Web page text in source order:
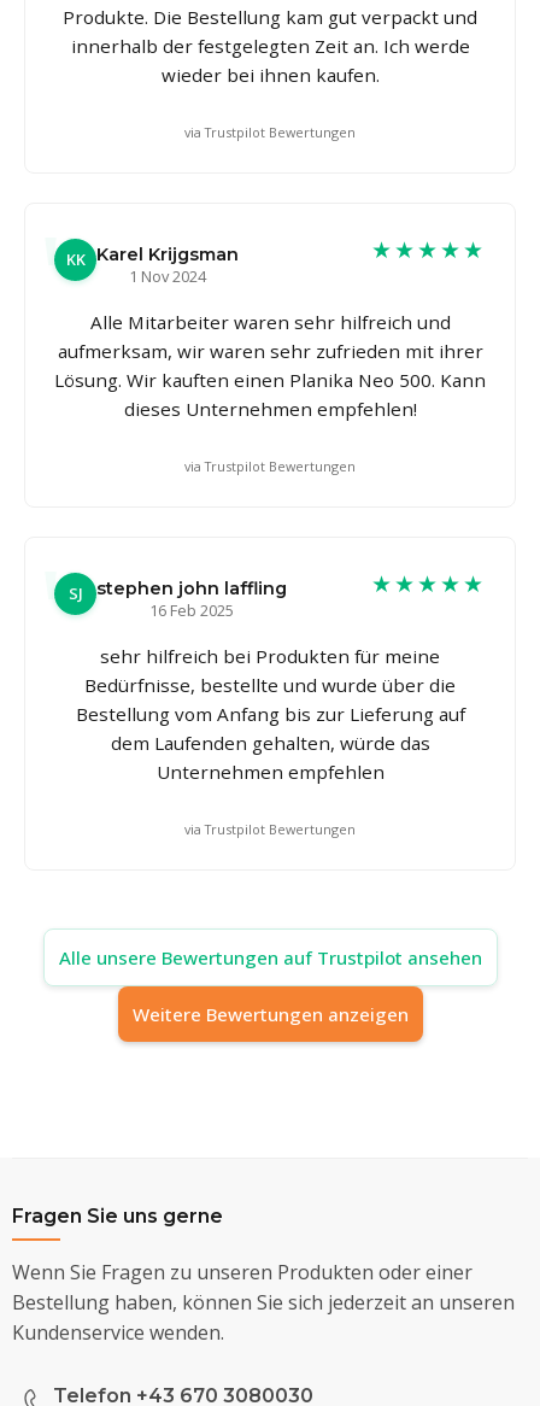
Produkte. Die Bestellung kam gut verpackt und
innerhalb der festgelegten Zeit an. Ich werde
wieder bei ihnen kaufen.
via Trustpilot Bewertungen
KK Karel Krijgsman
1 Nov 2024
★★★★★
Alle Mitarbeiter waren sehr hilfreich und
aufmerksam, wir waren sehr zufrieden mit ihrer
Lösung. Wir kauften einen Planika Neo 500. Kann
dieses Unternehmen empfehlen!
via Trustpilot Bewertungen
SJ
stephen john laffling
16 Feb 2025
★★★★★
sehr hilfreich bei Produkten für meine
Bedürfnisse, bestellte und wurde über die
Bestellung vom Anfang bis zur Lieferung auf
dem Laufenden gehalten, würde das
Unternehmen empfehlen
via Trustpilot Bewertungen
Alle unsere Bewertungen auf Trustpilot ansehen
Weitere Bewertungen anzeigen
Fragen Sie uns gerne
Wenn Sie Fragen zu unseren Produkten oder einer
Bestellung haben, können Sie sich jederzeit an unseren
Kundenservice wenden.
Telefon +43 670 3080030